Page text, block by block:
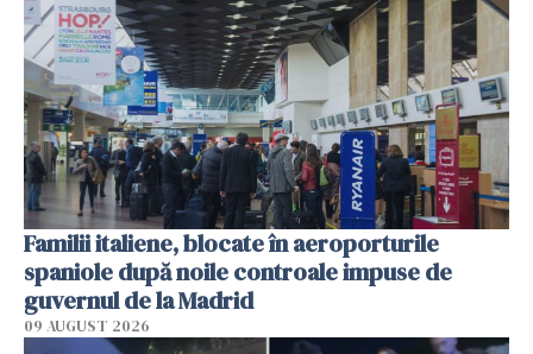
Familii italiene, blocate în aeroporturile
spaniole după noile controale impuse de
guvernul de la Madrid
09 AUGUST 2026